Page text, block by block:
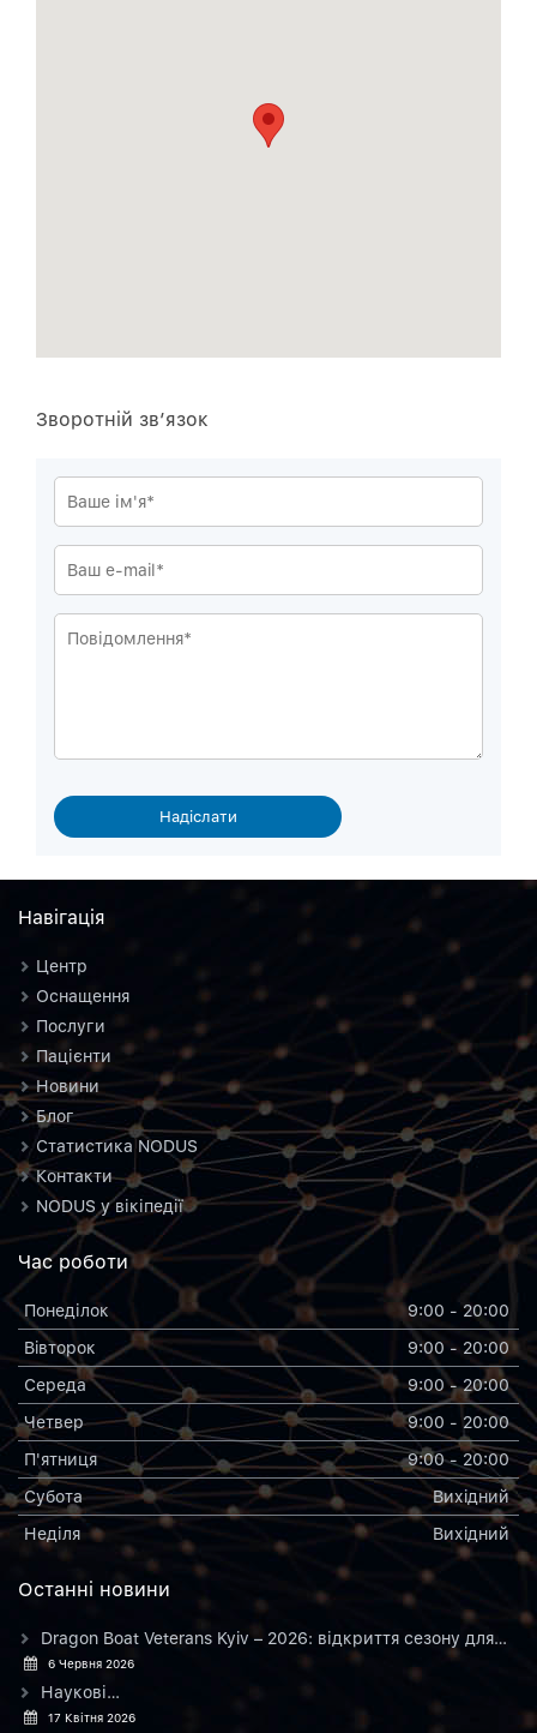
Зворотнiй зв’язок
Навiгацiя
Центр
Оснащення
Послуги
Пацієнти
Новини
Блог
Статистика NODUS
Контакти
NODUS у вікіпедії
Час роботи
Понеділок
9:00 - 20:00
Вiвторок
9:00 - 20:00
Середа
9:00 - 20:00
Четвер
9:00 - 20:00
П'ятниця
9:00 - 20:00
Субота
Вихiдний
Неділя
Вихiдний
Останнi новини
Dragon Boat Veterans Kyiv – 2026: відкриття сезону для…
6 Червня 2026
Наукові…
17 Квітня 2026